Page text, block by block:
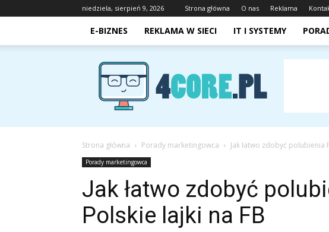
niedziela, sierpień 9, 2026 Strona główna O nas Reklama
E-BIZNES REKLAMA W SIECI IT I SYSTEMY
4core.pl
Strona główna Porady marketingowca Jak łatwo zdobyć polubienia
Porady marketingowca
Jak łatwo zdobyć
Polskie lajki na FB